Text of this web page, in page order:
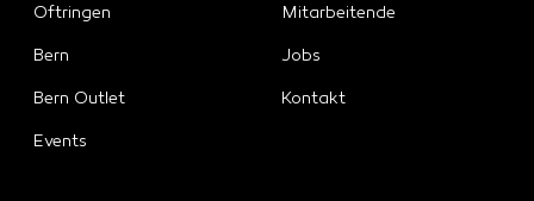
Oftringen
Bern
Bern Outlet
Events
Mitarbeitende
Jobs
Kontakt